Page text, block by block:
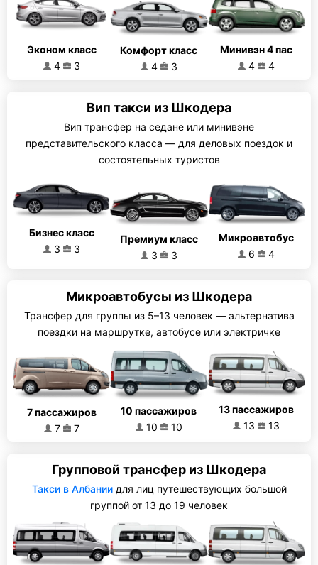
Эконом класс
4
3
Комфорт класс
4
3
Минивэн 4 пас
4
4
Вип такси из Шкодера
Вип трансфер на седане или минивэне
представительского класса — для деловых поездок и
состоятельных туристов
Бизнес класс
3
3
Премиум класс
3
3
Микроавтобус
6
4
Микроавтобусы из Шкодера
Трансфер для группы из 5–13 человек — альтернатива
поездки на маршрутке, автобусе или электричке
7 пассажиров
7
7
10 пассажиров
10
10
13 пассажиров
13
13
Групповой трансфер из Шкодера
Такси в Албаниидля лиц путешествующих большой
группой от 13 до 19 человек